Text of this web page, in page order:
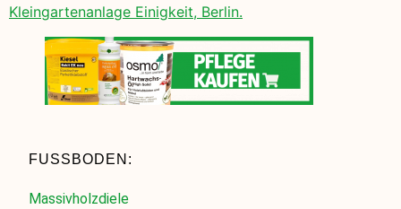
Kleingartenanlage Einigkeit, Berlin.
FUSSBODEN:
Massivholzdiele